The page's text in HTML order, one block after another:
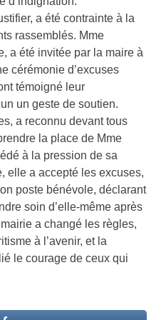
a été contrainte à la
rassemblés. Mme
a été invitée par la maire à
cérémonie d’excuses
témoigné leur
un geste de soutien.
a reconnu devant tous
la place de Mme
à la pression de sa
elle a accepté les excuses,
poste bénévole, déclarant
soin d’elle-même après
a changé les règles,
à l’avenir, et la
le courage de ceux qui